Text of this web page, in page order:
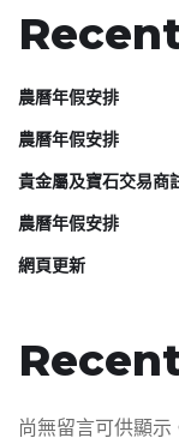
農曆年假安排
農曆年假安排
貴金屬及寶石交易商
農曆年假安排
網頁更新
尚無留言可供顯示